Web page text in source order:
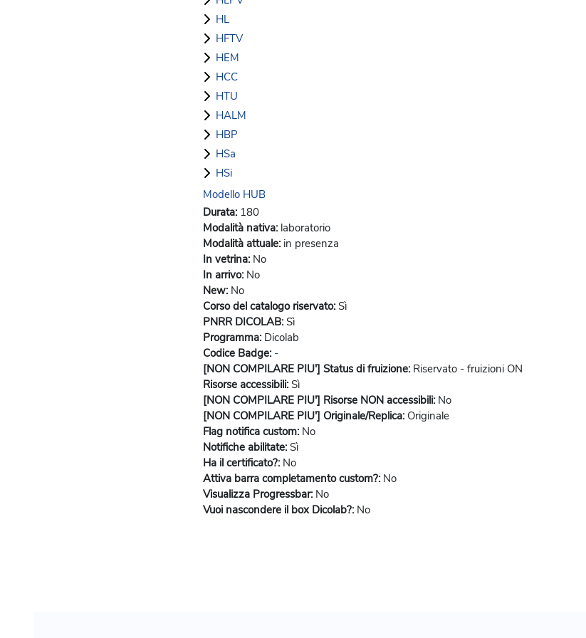
HL
HFTV
HEM
HCC
HTU
HALM
HBP
HSa
HSi
Modello HUB
Durata: 180
Modalità nativa: laboratorio
Modalità attuale: in presenza
In vetrina: No
In arrivo: No
New: No
Corso del catalogo riservato: Sì
PNRR DICOLAB: Sì
Programma: Dicolab
Codice Badge: -
[NON COMPILARE PIU'] Status di fruizione: Riservato - fruizioni ON
Risorse accessibili: Sì
[NON COMPILARE PIU'] Risorse NON accessibili: No
[NON COMPILARE PIU'] Originale/Replica: Originale
Flag notifica custom: No
Notifiche abilitate: Sì
Ha il certificato?: No
Attiva barra completamento custom?: No
Visualizza Progressbar: No
Vuoi nascondere il box Dicolab?: No